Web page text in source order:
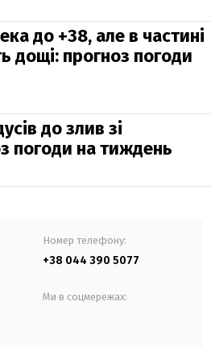
до +38, але в частині
дощі: прогноз погоди
до злив зі
погоди на тиждень
Номер телефону:
+38 044 390 5077
Ми в соцмережах: